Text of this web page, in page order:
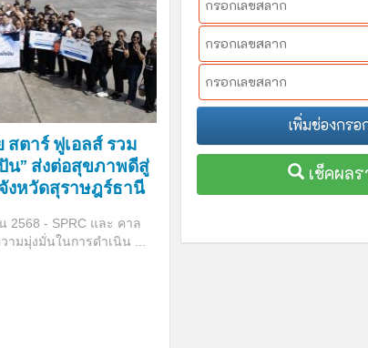
สตาร์ ฟูเอลส์ รวม
น” ส่งต่อสุขภาพดีสู่
หวัดสุราษฎร์ธานี
2568 - SPRC และ คาล
ามมุ่งมั่นในการดำเนิน ...